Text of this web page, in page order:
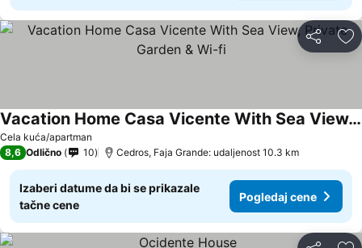
Deli
Cela kuća/apartman
Vacation Home Casa Vicente With Sea View, Private Garden & Wi-fi
8,6 Odlično 10 Cedros, Faja Grande: udaljenost 10.3 km
Izaberi datume da bi se prikazale
tačne cene
Pogledaj cene